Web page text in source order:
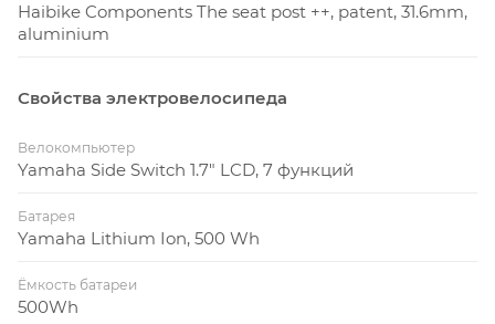
Haibike Components The seat post ++, patent, 31.6mm,
aluminium
Свойства электровелосипеда
Велокомпьютер
Yamaha Side Switch 1.7" LCD, 7 функций
Батарея
Yamaha Lithium Ion, 500 Wh
Ёмкость батареи
500Wh